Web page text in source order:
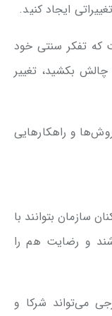
ایجاد کنید.
که تفکر سنتی خود
چالش بکشید، تغییر
و راهکارهایی
سازمان بتوانند با
و رضایت هم را
می‌تواند شرکا و